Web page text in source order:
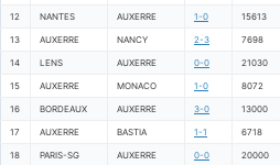
12 NANTES AUXERRE 1-0 15613
13 AUXERRE NANCY 2-3 7698
14 LENS AUXERRE 0-0 21030
15 AUXERRE MONACO 1-0 8072
16 BORDEAUX AUXERRE 3-0 13000
17 AUXERRE BASTIA 1-1 6718
18 PARIS-SG AUXERRE 0-0 20000